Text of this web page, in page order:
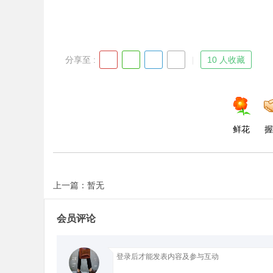
ar
分享至 : 10 人收藏
鲜花
上一篇：暂无
会员评论